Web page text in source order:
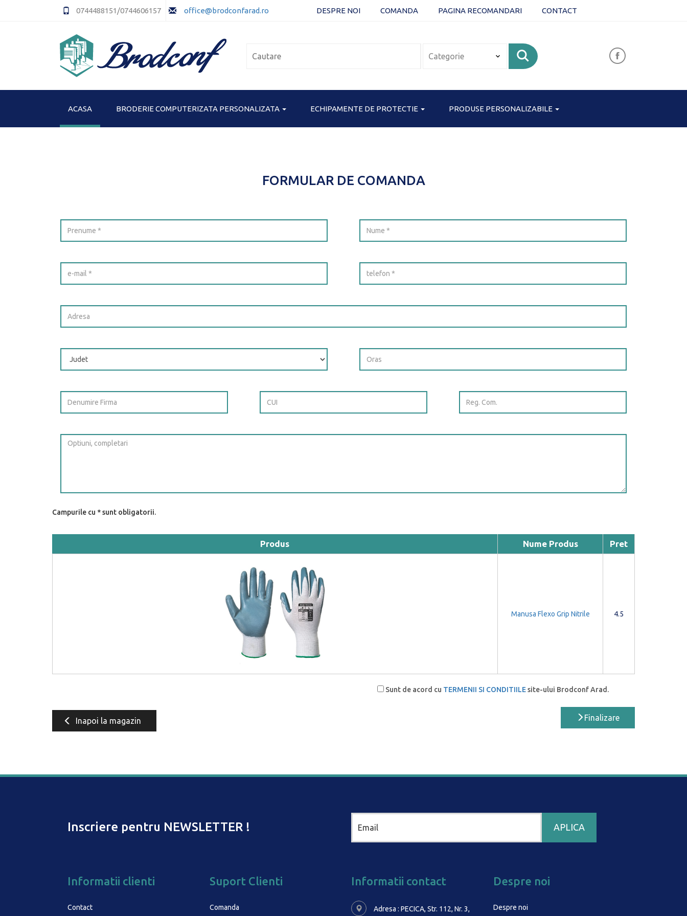
0744488151/0744606157 office@brodconfarad.ro DESPRE NOI COMANDA PAGINA RECOMANDARI CONTACT
ACASA BRODERIE COMPUTERIZATA PERSONALIZATA ECHIPAMENTE DE PROTECTIE PRODUSE PERSONALIZABILE
FORMULAR DE COMANDA
Campurile cu * sunt obligatorii.
Produs Nume Produs Pret
Manusa Flexo Grip Nitrile 4.5
Inapoi la magazin
Sunt de acord cu TERMENII SI CONDITIILEsite-ului Brodconf Arad.
Finalizare
Inscriere pentru NEWSLETTER !
Informatii clienti
Contact
Suport Clienti
Comanda
Informatii contact
Adresa : PECICA, Str. 112, Nr. 3,
Despre noi
Despre noi